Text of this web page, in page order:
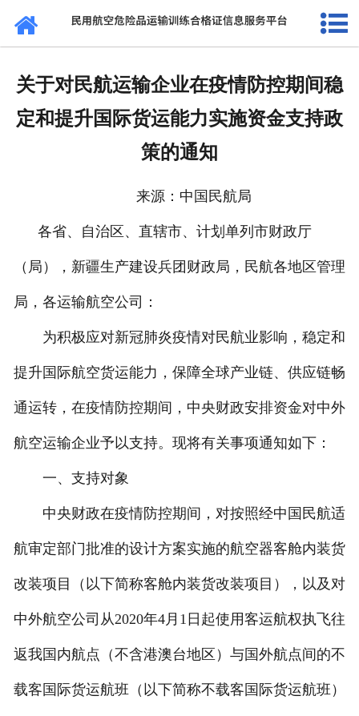
网站首页
民航要闻
关于我们
关于对民航运输企业在疫情防控期间稳
定和提升国际货运能力实施资金支持政
策的通知
来源：中国民航局
各省、自治区、直辖市、计划单列市财政厅
（局），新疆生产建设兵团财政局，民航各地区管理
局，各运输航空公司：
为积极应对新冠肺炎疫情对民航业影响，稳定和
提升国际航空货运能力，保障全球产业链、供应链畅
通运转，在疫情防控期间，中央财政安排资金对中外
航空运输企业予以支持。现将有关事项通知如下：
一、支持对象
中央财政在疫情防控期间，对按照经中国民航适
航审定部门批准的设计方案实施的航空器客舱内装货
改装项目（以下简称客舱内装货改装项目），以及对
中外航空公司从2020年4月1日起使用客运航权执飞往
返我国内航点（不含港澳台地区）与国外航点间的不
载客国际货运航班（以下简称不载客国际货运航班）